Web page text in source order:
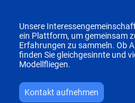
Unsere
ein Plattform, um gemeinsam
Erfahrungen zu sammeln. Ob
finden Sie gleichgesinnte und
Modellfliegen.
Kontakt aufnehmen